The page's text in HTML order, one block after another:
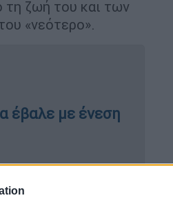
τη ζωή του και των
«νεότερο».
έβαλε με ένεση
πνεύμονες